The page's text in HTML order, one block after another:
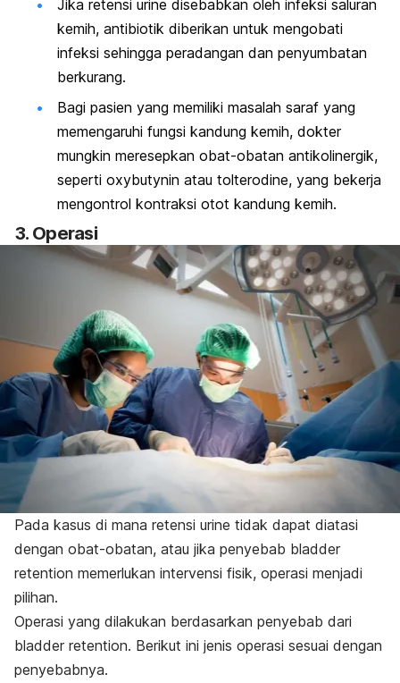
Jika retensi urine disebabkan oleh infeksi saluran
kemih, antibiotik diberikan untuk mengobati
infeksi sehingga peradangan dan penyumbatan
berkurang.
Bagi pasien yang memiliki masalah saraf yang
memengaruhi fungsi kandung kemih, dokter
mungkin meresepkan obat-obatan antikolinergik,
seperti oxybutynin atau tolterodine, yang bekerja
mengontrol kontraksi otot kandung kemih.
3. Operasi
Pada kasus di mana retensi urine tidak dapat diatasi
dengan obat-obatan, atau jika penyebab bladder
retention memerlukan intervensi fisik, operasi menjadi
pilihan.
Operasi yang dilakukan berdasarkan penyebab dari
bladder retention. Berikut ini jenis operasi sesuai dengan
penyebabnya.